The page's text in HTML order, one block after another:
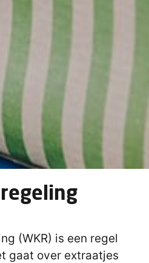
(WKR) is een regel
gaat over extraatjes